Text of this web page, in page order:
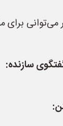
برای
سازنده: